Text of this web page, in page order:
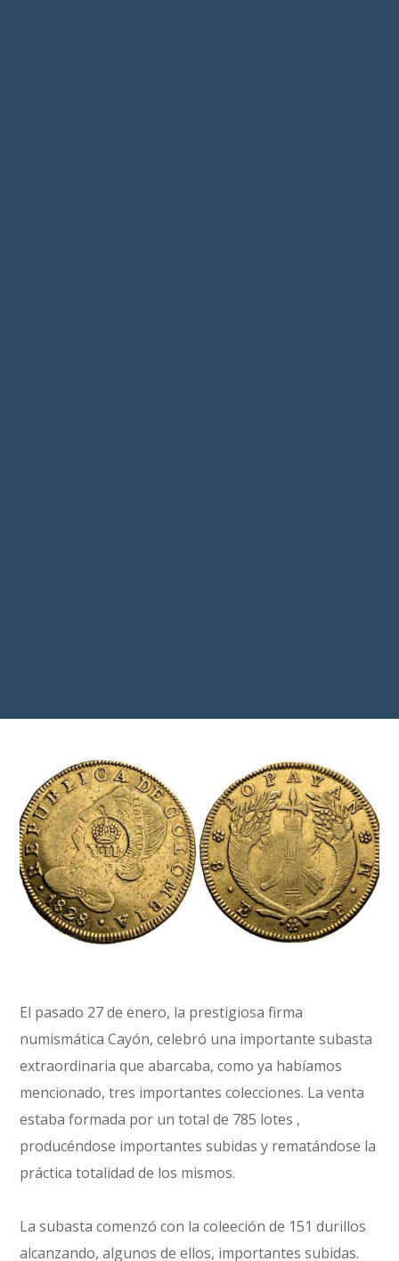
El pasado 27 de enero, la prestigiosa firma
numismática Cayón, celebró una importante subasta
extraordinaria que abarcaba, como ya habíamos
mencionado, tres importantes colecciones. La venta
estaba formada por un total de 785 lotes ,
producéndose importantes subidas y rematándose la
práctica totalidad de los mismos.
La subasta comenzó con la coleeción de 151 durillos
alcanzando, algunos de ellos, importantes subidas.